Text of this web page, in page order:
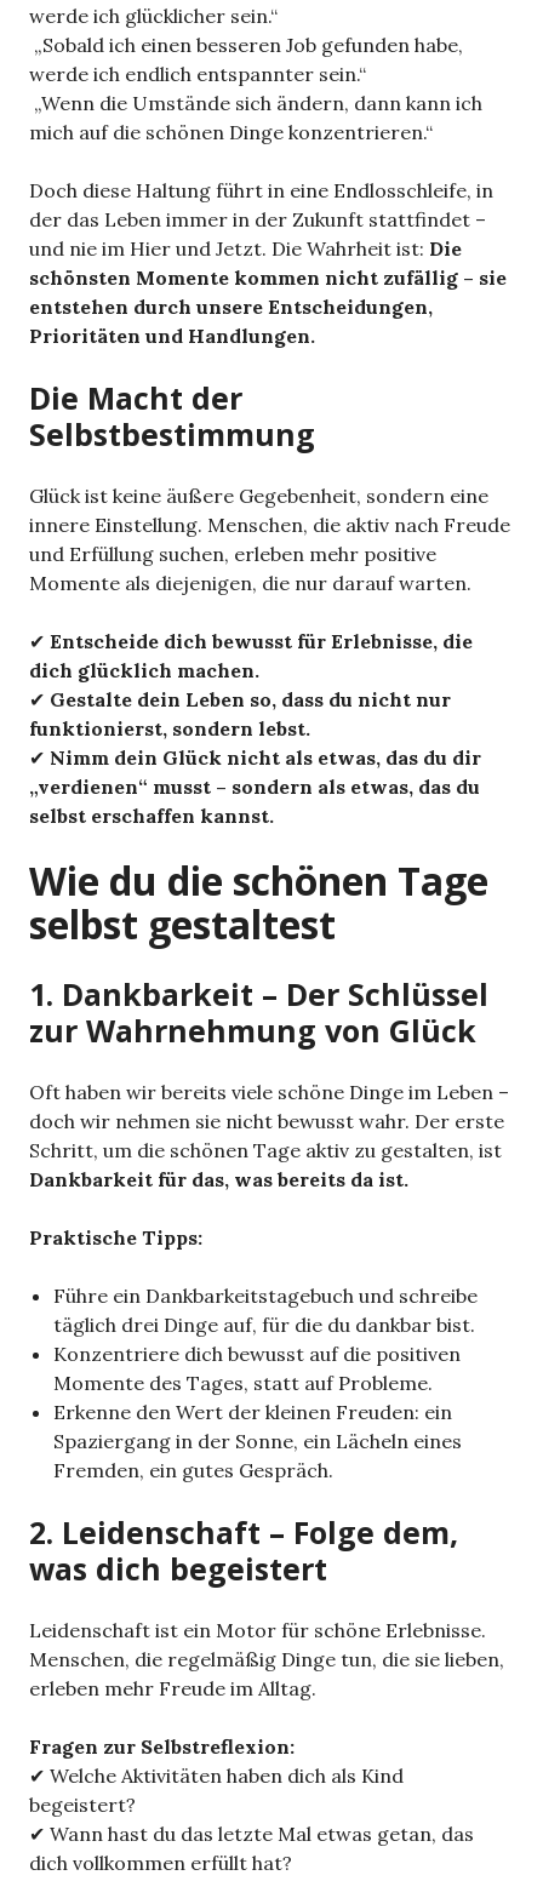
werde ich glücklicher sein.“
„Sobald ich einen besseren Job gefunden habe,
werde ich endlich entspannter sein.“
„Wenn die Umstände sich ändern, dann kann ich
mich auf die schönen Dinge konzentrieren.“
Doch diese Haltung führt in eine Endlosschleife, in
der das Leben immer in der Zukunft stattfindet –
und nie im Hier und Jetzt. Die Wahrheit ist: Die
schönsten Momente kommen nicht zufällig – sie
entstehen durch unsere Entscheidungen,
Prioritäten und Handlungen.
Die Macht der
Selbstbestimmung
Glück ist keine äußere Gegebenheit, sondern eine
innere Einstellung. Menschen, die aktiv nach Freude
und Erfüllung suchen, erleben mehr positive
Momente als diejenigen, die nur darauf warten.
✔ Entscheide dich bewusst für Erlebnisse, die
dich glücklich machen.
✔ Gestalte dein Leben so, dass du nicht nur
funktionierst, sondern lebst.
✔ Nimm dein Glück nicht als etwas, das du dir
„verdienen“ musst – sondern als etwas, das du
selbst erschaffen kannst.
Wie du die schönen Tage
selbst gestaltest
1. Dankbarkeit – Der Schlüssel
zur Wahrnehmung von Glück
Oft haben wir bereits viele schöne Dinge im Leben –
doch wir nehmen sie nicht bewusst wahr. Der erste
Schritt, um die schönen Tage aktiv zu gestalten, ist
Dankbarkeit für das, was bereits da ist.
Praktische Tipps:
Führe ein Dankbarkeitstagebuch und schreibe
täglich drei Dinge auf, für die du dankbar bist.
Konzentriere dich bewusst auf die positiven
Momente des Tages, statt auf Probleme.
Erkenne den Wert der kleinen Freuden: ein
Spaziergang in der Sonne, ein Lächeln eines
Fremden, ein gutes Gespräch.
2. Leidenschaft – Folge dem,
was dich begeistert
Leidenschaft ist ein Motor für schöne Erlebnisse.
Menschen, die regelmäßig Dinge tun, die sie lieben,
erleben mehr Freude im Alltag.
Fragen zur Selbstreflexion:
✔ Welche Aktivitäten haben dich als Kind
begeistert?
✔ Wann hast du das letzte Mal etwas getan, das
dich vollkommen erfüllt hat?